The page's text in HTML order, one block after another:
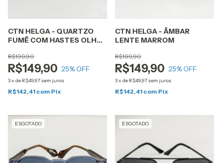
CTN HELGA - QUARTZO
FUMÊ COM HASTES OLHO
DEGRADÊ
R$149,90
R$199,90
25% OFF
3x de R$49,97 sem juros
R$142,41 com Pix
CTN HELGA - ÂMBAR
LENTE MARROM
R$149,90
R$199,90
25% OFF
3x de R$49,97 sem juros
R$142,41 com Pix
ESGOTADO ESGOTADO